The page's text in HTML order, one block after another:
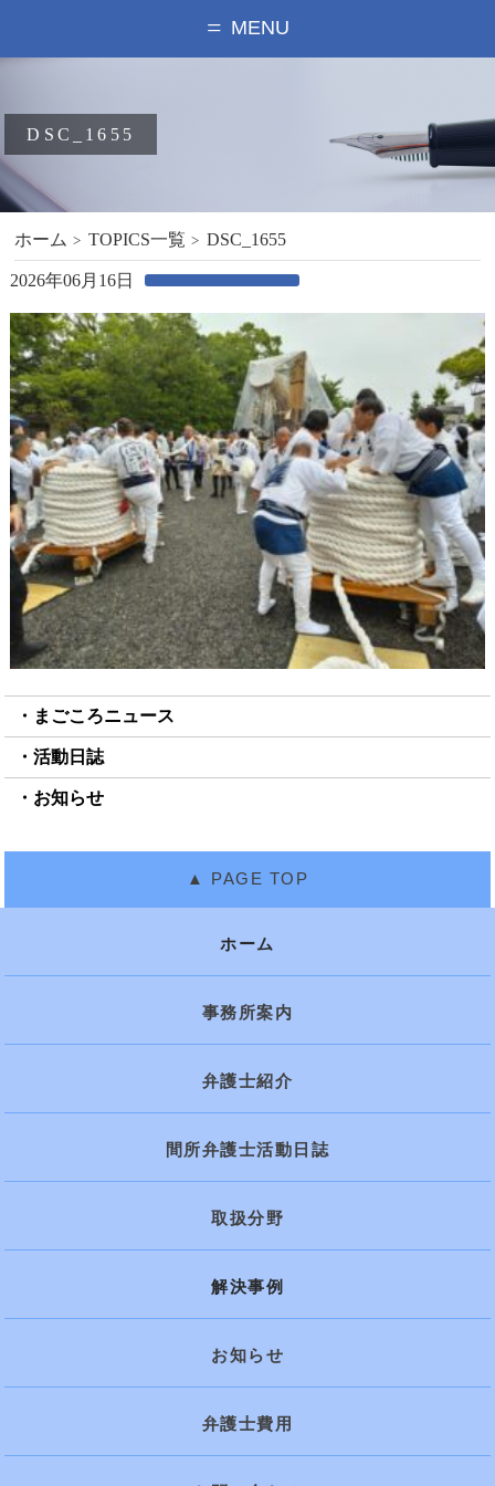
MENU
DSC_1655
ホーム TOPICS一覧 DSC_1655
2026年06月16日
まごころニュース
活動日誌
お知らせ
ホーム
事務所案内
弁護士紹介
間所弁護士活動日誌
取扱分野
解決事例
お知らせ
弁護士費用